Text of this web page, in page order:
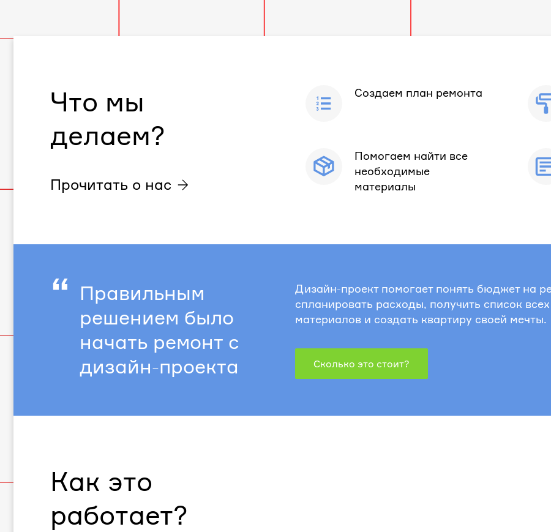
Что мы
делаем?
Прочитать о нас
Создаем план ремонта
Помогаем найти все
необходимые
материалы
“ Правильным
решением было
начать ремонт с
дизайн-проекта
Дизайн-проект помогает понять бюджет на
спланировать расходы, получить список
материалов и создать квартиру своей мечты.
Сколько это стоит?
Как это
работает?